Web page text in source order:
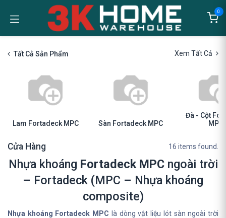
Bỏ qua để đến Nội dung
0
Tất Cả Sản Phẩm Xem Tất Cả
Lam Fortadeck MPC Sàn Fortadeck MPC
Đà - Cột
MPC
Cửa Hàng 16 items found.
Nhựa khoáng Fortadeck MPCngoài trời
– Fortadeck (MPC – Nhựa khoáng
composite)
Nhựa khoáng Fortadeck MPC là dòng vật liệu lót sàn ngoài trời